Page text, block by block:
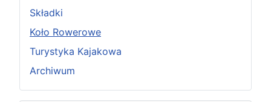
Składki
Koło Rowerowe
Turystyka Kajakowa
Archiwum